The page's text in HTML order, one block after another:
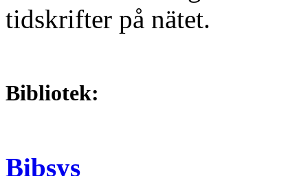
tidskrifter på nätet.
Bibliotek:
Bibsys